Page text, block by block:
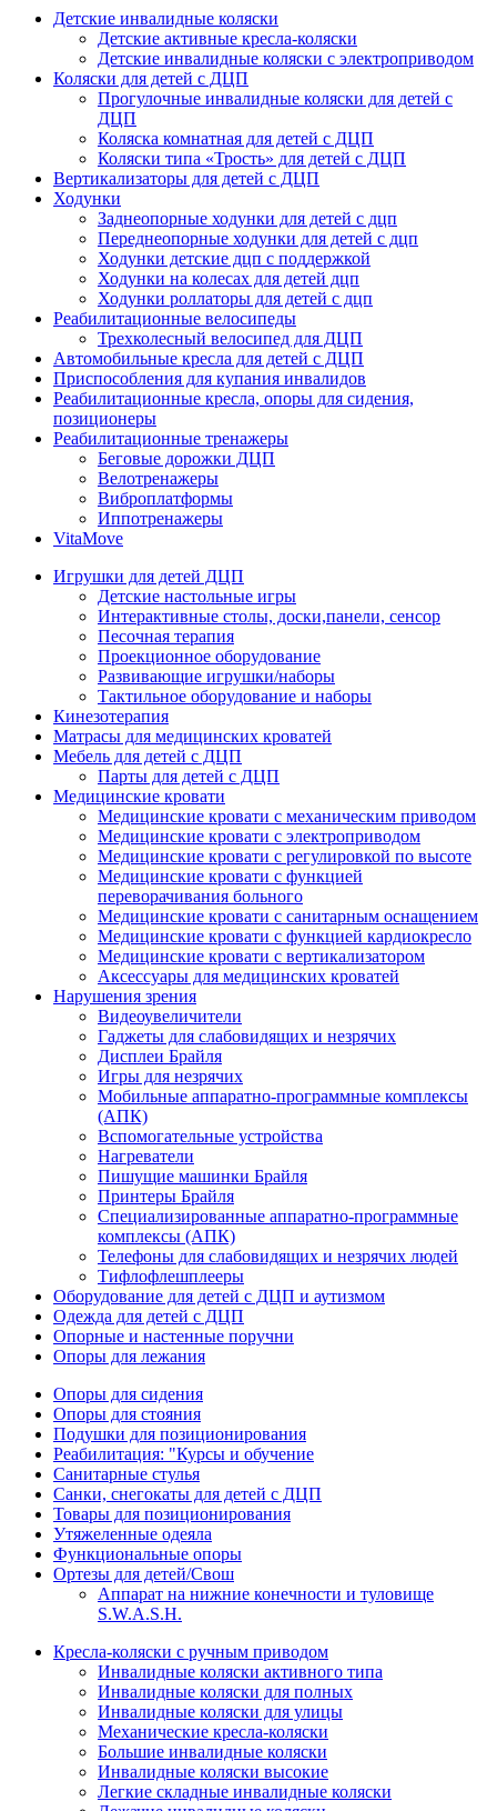
Детские инвалидные коляски
Детские активные кресла-коляски
Детские инвалидные коляски с электроприводом
Коляски для детей с ДЦП
Прогулочные инвалидные коляски для детей с
ДЦП
Коляска комнатная для детей с ДЦП
Коляски типа «Трость» для детей с ДЦП
Вертикализаторы для детей с ДЦП
Ходунки
Заднеопорные ходунки для детей с дцп
Переднеопорные ходунки для детей с дцп
Ходунки детские дцп с поддержкой
Ходунки на колесах для детей дцп
Ходунки роллаторы для детей с дцп
Реабилитационные велосипеды
Трехколесный велосипед для ДЦП
Автомобильные кресла для детей с ДЦП
Приспособления для купания инвалидов
Реабилитационные кресла, опоры для сидения,
позиционеры
Реабилитационные тренажеры
Беговые дорожки ДЦП
Велотренажеры
Виброплатформы
Иппотренажеры
VitaMove
Игрушки для детей ДЦП
Детские настольные игры
Интерактивные столы, доски,панели, сенсор
Песочная терапия
Проекционное оборудование
Развивающие игрушки/наборы
Тактильное оборудование и наборы
Кинезотерапия
Матрасы для медицинских кроватей
Мебель для детей с ДЦП
Парты для детей с ДЦП
Медицинские кровати
Медицинские кровати с механическим приводом
Медицинские кровати с электроприводом
Медицинские кровати с регулировкой по высоте
Медицинские кровати с функцией
переворачивания больного
Медицинские кровати с санитарным оснащением
Медицинские кровати с функцией кардиокресло
Медицинские кровати с вертикализатором
Аксессуары для медицинских кроватей
Нарушения зрения
Видеоувеличители
Гаджеты для слабовидящих и незрячих
Дисплеи Брайля
Игры для незрячих
Мобильные аппаратно-программные комплексы
(АПК)
Вспомогательные устройства
Нагреватели
Пишущие машинки Брайля
Принтеры Брайля
Специализированные аппаратно-программные
комплексы (АПК)
Телефоны для слабовидящих и незрячих людей
Тифлофлешплееры
Оборудование для детей с ДЦП и аутизмом
Одежда для детей с ДЦП
Опорные и настенные поручни
Опоры для лежания
Опоры для сидения
Опоры для стояния
Подушки для позиционирования
Реабилитация: "Курсы и обучение
Санитарные стулья
Санки, снегокаты для детей с ДЦП
Товары для позиционирования
Утяжеленные одеяла
Функциональные опоры
Ортезы для детей/Свош
Аппарат на нижние конечности и туловище
S.W.A.S.H.
Кресла-коляски с ручным приводом
Инвалидные коляски активного типа
Инвалидные коляски для полных
Инвалидные коляски для улицы
Механические кресла-коляски
Большие инвалидные коляски
Инвалидные коляски высокие
Легкие складные инвалидные коляски